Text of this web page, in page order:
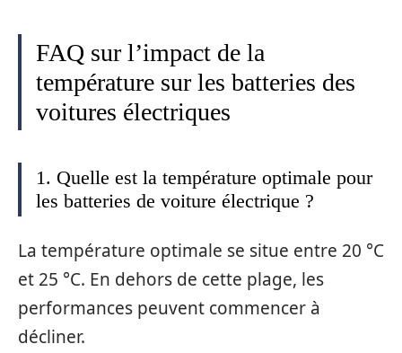
FAQ sur l’impact de la
température sur les batteries des
voitures électriques
1. Quelle est la température optimale pour
les batteries de voiture électrique ?
La température optimale se situe entre 20 °C
et 25 °C. En dehors de cette plage, les
performances peuvent commencer à
décliner.